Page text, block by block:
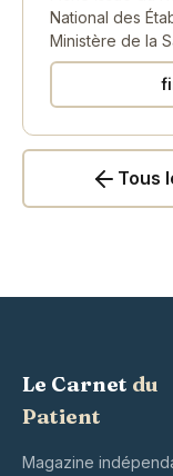
National des
Ministère de la
Tous
Le Carnet du
Patient
Magazine